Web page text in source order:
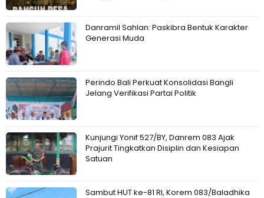
Danramil Sahlan: Paskibra Bentuk Karakter
Generasi Muda
Perindo Bali Perkuat Konsolidasi Bangli
Jelang Verifikasi Partai Politik
Kunjungi Yonif 527/BY, Danrem 083 Ajak
Prajurit Tingkatkan Disiplin dan Kesiapan
Satuan
Sambut HUT ke-81 RI, Korem 083/Baladhika